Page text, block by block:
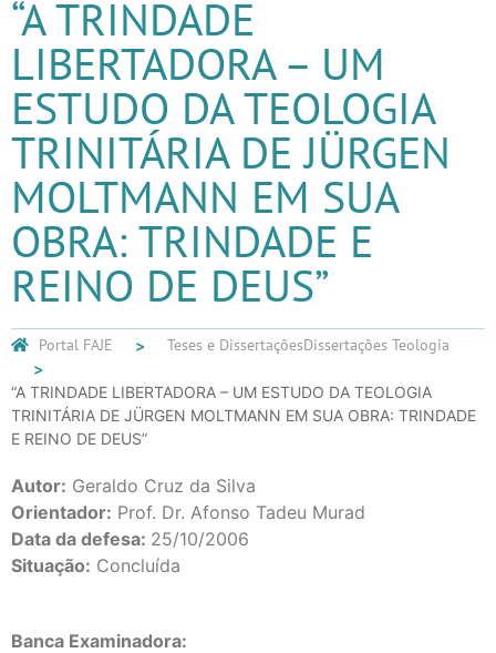
“A TRINDADE
LIBERTADORA – UM
ESTUDO DA TEOLOGIA
TRINITÁRIA DE JÜRGEN
MOLTMANN EM SUA
OBRA: TRINDADE E
REINO DE DEUS”
Portal FAJE Teses e DissertaçõesDissertações Teologia
“A TRINDADE LIBERTADORA – UM ESTUDO DA TEOLOGIA
TRINITÁRIA DE JÜRGEN MOLTMANN EM SUA OBRA: TRINDADE
E REINO DE DEUS”
Autor: Geraldo Cruz da Silva
Orientador: Prof. Dr. Afonso Tadeu Murad
Data da defesa: 25/10/2006
Situação: Concluída
Banca Examinadora: